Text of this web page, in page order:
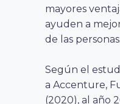
mayores
ayuden a
de las personas.
Según el
a Accenture,
(2020), al año